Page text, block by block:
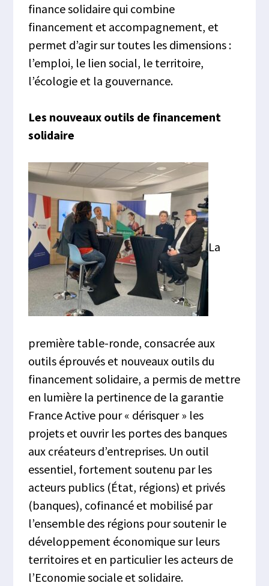
finance solidaire qui combine
financement et accompagnement, et
permet d’agir sur toutes les dimensions :
l’emploi, le lien social, le territoire,
l’écologie et la gouvernance.
Les nouveaux outils de financement
solidaire
La
première table-ronde, consacrée aux
outils éprouvés et nouveaux outils du
financement solidaire, a permis de mettre
en lumière la pertinence de la garantie
France Active pour « dérisquer » les
projets et ouvrir les portes des banques
aux créateurs d’entreprises. Un outil
essentiel, fortement soutenu par les
acteurs publics (État, régions) et privés
(banques), cofinancé et mobilisé par
l’ensemble des régions pour soutenir le
développement économique sur leurs
territoires et en particulier les acteurs de
l’Economie sociale et solidaire.